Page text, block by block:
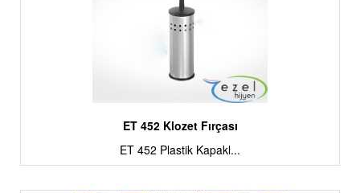
ET 452 Klozet Fırçası
ET 452 Plastik Kapakl...